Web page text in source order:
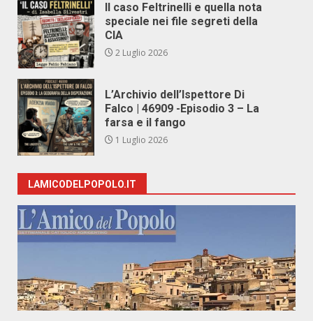
Il caso Feltrinelli e quella nota
speciale nei file segreti della
CIA
2 Luglio 2026
L’Archivio dell’Ispettore Di
Falco | 46909 -Episodio 3 – La
farsa e il fango
1 Luglio 2026
LAMICODELPOPOLO.IT